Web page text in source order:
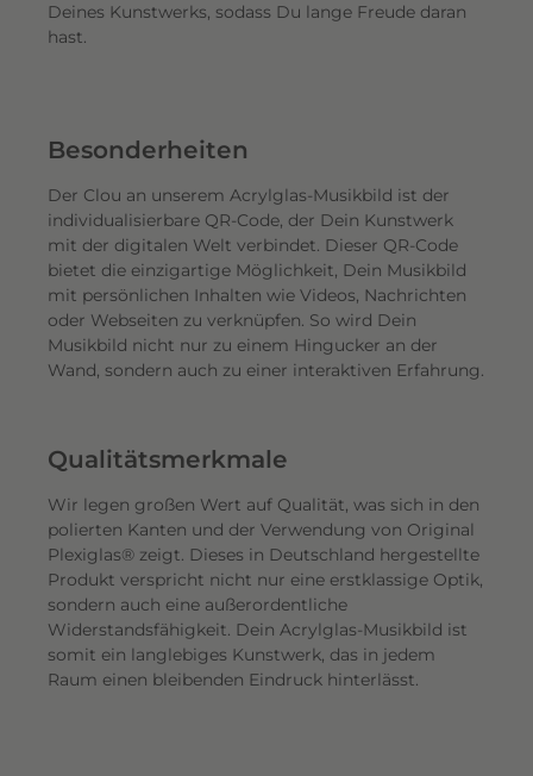
Deines Kunstwerks, sodass Du lange Freude daran
hast.
Besonderheiten
Der Clou an unserem Acrylglas-Musikbild ist der
individualisierbare QR-Code, der Dein Kunstwerk
mit der digitalen Welt verbindet. Dieser QR-Code
bietet die einzigartige Möglichkeit, Dein Musikbild
mit persönlichen Inhalten wie Videos, Nachrichten
oder Webseiten zu verknüpfen. So wird Dein
Musikbild nicht nur zu einem Hingucker an der
Wand, sondern auch zu einer interaktiven Erfahrung.
Qualitätsmerkmale
Wir legen großen Wert auf Qualität, was sich in den
polierten Kanten und der Verwendung von Original
Plexiglas® zeigt. Dieses in Deutschland hergestellte
Produkt verspricht nicht nur eine erstklassige Optik,
sondern auch eine außerordentliche
Widerstandsfähigkeit. Dein Acrylglas-Musikbild ist
somit ein langlebiges Kunstwerk, das in jedem
Raum einen bleibenden Eindruck hinterlässt.